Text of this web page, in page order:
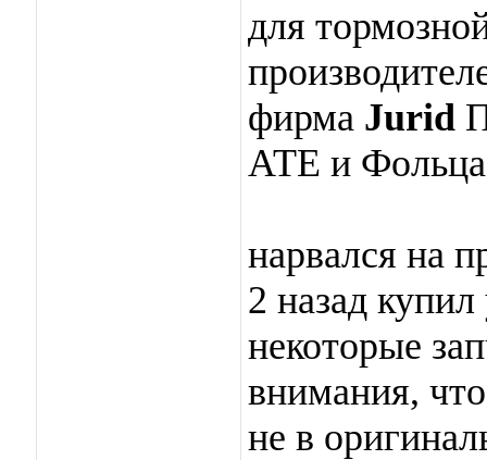
для
фирма Jurid
АТЕ и Фольца
нарвался на
2 назад
некоторые
внимания,
не в